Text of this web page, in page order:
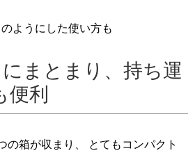
ようにした使い方も
まとまり、持ち運
便利
の箱が収まり、 とてもコンパクト